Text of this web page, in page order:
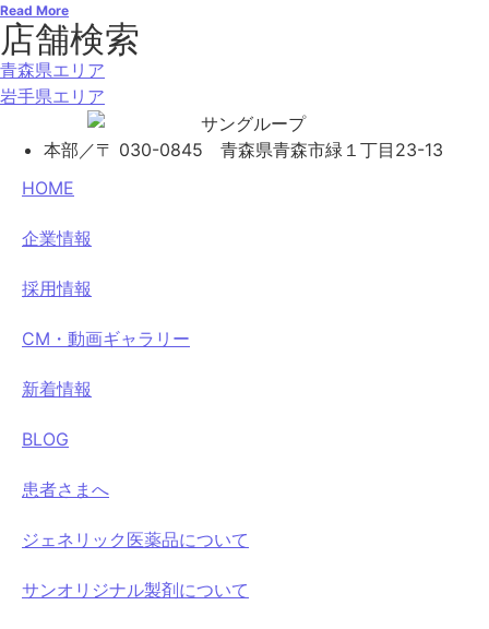
Read More
店舗検索
青森県エリア
岩手県エリア
本部／〒 030-0845 青森県青森市緑１丁目23-13
HOME
企業情報
採用情報
CM・動画ギャラリー
新着情報
BLOG
患者さまへ
ジェネリック医薬品について
サンオリジナル製剤について